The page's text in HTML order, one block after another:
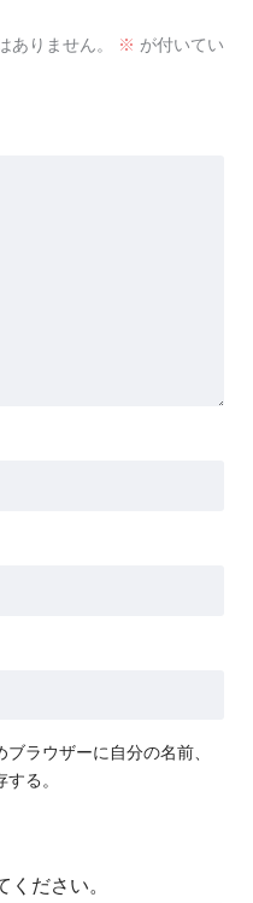
ありません。 ※ が付いてい
ラウザーに自分の名前、
る。
ください。